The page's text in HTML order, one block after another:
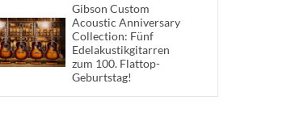
Gibson Custom
Acoustic Anniversary
Collection: Fünf
Edelakustikgitarren
zum 100. Flattop-
Geburtstag!